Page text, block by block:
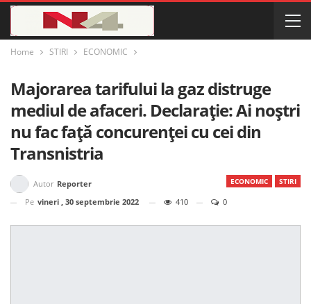
Home STIRI ECONOMIC
Majorarea tarifului la gaz distruge
mediul de afaceri. Declarație: Ai noștri
nu fac față concurenței cu cei din
Transnistria
ECONOMIC STIRI
Autor Reporter
Pe vineri , 30 septembrie 2022 410 0